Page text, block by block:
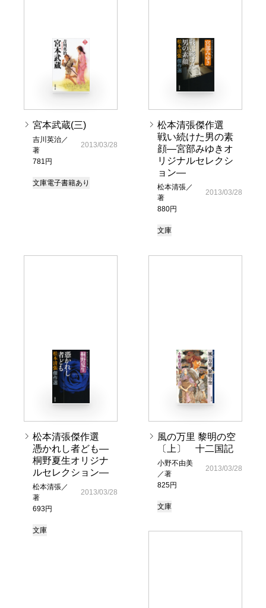
宮本武蔵(三)
吉川英治／
著
781円
2013/03/28
文庫電子書籍あり
松本清張傑作選
戦い続けた男の素
顔―宮部みゆきオ
リジナルセレクシ
ョン―
松本清張／
著
880円
2013/03/28
文庫
松本清張傑作選
憑かれし者ども―
桐野夏生オリジナ
ルセレクション―
松本清張／
著
693円
2013/03/28
文庫
風の万里 黎明の空
〔上〕 十二国記
小野不由美
／著
825円
2013/03/28
文庫